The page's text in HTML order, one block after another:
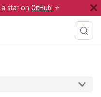
star on GitHub! ⭐️